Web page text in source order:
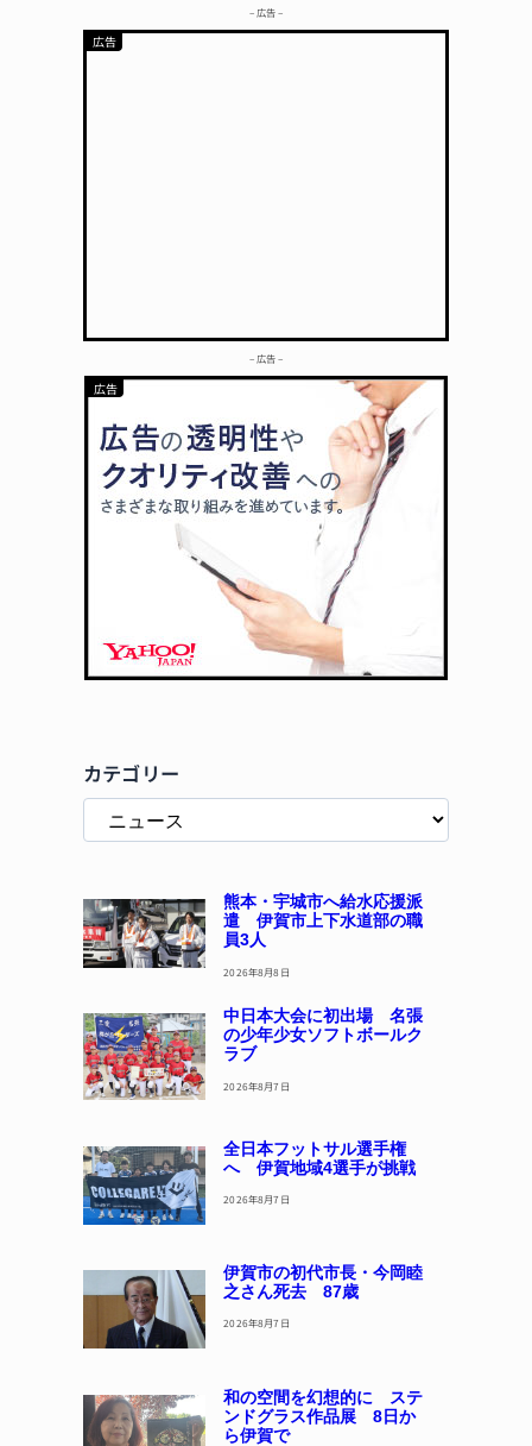
– 広告 –
– 広告 –
カテゴリー
熊本・宇城市へ給水応援派
遣 伊賀市上下水道部の職
員3人
2026年8月8日
中日本大会に初出場 名張
の少年少女ソフトボールク
ラブ
2026年8月7日
全日本フットサル選手権
へ 伊賀地域4選手が挑戦
2026年8月7日
伊賀市の初代市長・今岡睦
之さん死去 87歳
2026年8月7日
和の空間を幻想的に ステ
ンドグラス作品展 8日か
ら伊賀で